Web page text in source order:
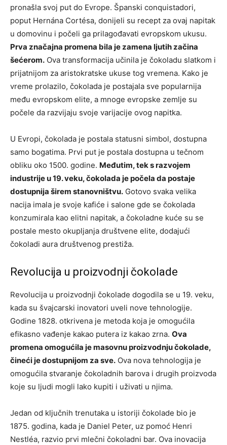
pronašla svoj put do Evrope. Španski conquistadori,
poput Hernána Cortésa, donijeli su recept za ovaj napitak
u domovinu i počeli ga prilagođavati evropskom ukusu.
Prva značajna promena bila je zamena ljutih začina
šećerom. Ova transformacija učinila je čokoladu slatkom i
prijatnijom za aristokratske ukuse tog vremena. Kako je
vreme prolazilo, čokolada je postajala sve popularnija
među evropskom elite, a mnoge evropske zemlje su
počele da razvijaju svoje varijacije ovog napitka.
U Evropi, čokolada je postala statusni simbol, dostupna
samo bogatima. Prvi put je postala dostupna u tečnom
obliku oko 1500. godine. Međutim, tek s razvojem
industrije u 19. veku, čokolada je počela da postaje
dostupnija širem stanovništvu. Gotovo svaka velika
nacija imala je svoje kafiće i salone gde se čokolada
konzumirala kao elitni napitak, a čokoladne kuće su se
postale mesto okupljanja društvene elite, dodajući
čokoladi aura društvenog prestiža.
Revolucija u proizvodnji čokolade
Revolucija u proizvodnji čokolade dogodila se u 19. veku,
kada su švajcarski inovatori uveli nove tehnologije.
Godine 1828. otkrivena je metoda koja je omogućila
efikasno vađenje kakao putera iz kakao zrna. Ova
promena omogućila je masovnu proizvodnju čokolade,
čineći je dostupnijom za sve. Ova nova tehnologija je
omogućila stvaranje čokoladnih barova i drugih proizvoda
koje su ljudi mogli lako kupiti i uživati u njima.
Jedan od ključnih trenutaka u istoriji čokolade bio je
1875. godina, kada je Daniel Peter, uz pomoć Henri
Nestléa, razvio prvi mlečni čokoladni bar. Ova inovacija